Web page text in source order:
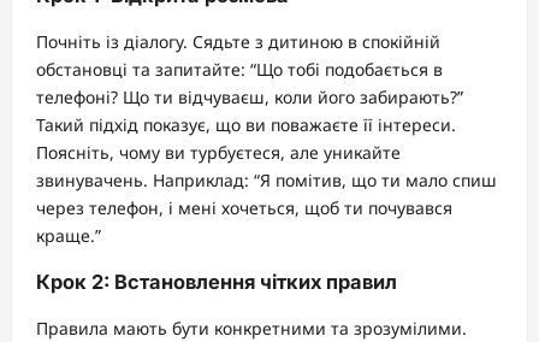
Почніть із діалогу. Сядьте з дитиною в спокійній
обстановці та запитайте: “Що тобі подобається в
телефоні? Що ти відчуваєш, коли його забирають?”
Такий підхід показує, що ви поважаєте її інтереси.
Поясніть, чому ви турбуєтеся, але уникайте
звинувачень. Наприклад: “Я помітив, що ти мало спиш
через телефон, і мені хочеться, щоб ти почувався
краще.”
Крок 2: Встановлення чітких правил
Правила мають бути конкретними та зрозумілими.